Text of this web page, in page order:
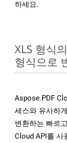
하세요.
XLS 형식
형식으로
Aspose.PDF
세스와 유사하
변환하는 빠르
Cloud API를 사